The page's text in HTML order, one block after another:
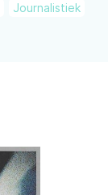
Journalistiek